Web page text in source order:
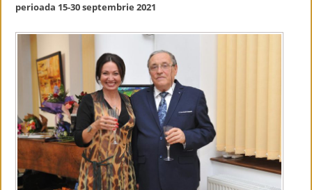
perioada 15-30 septembrie 2021